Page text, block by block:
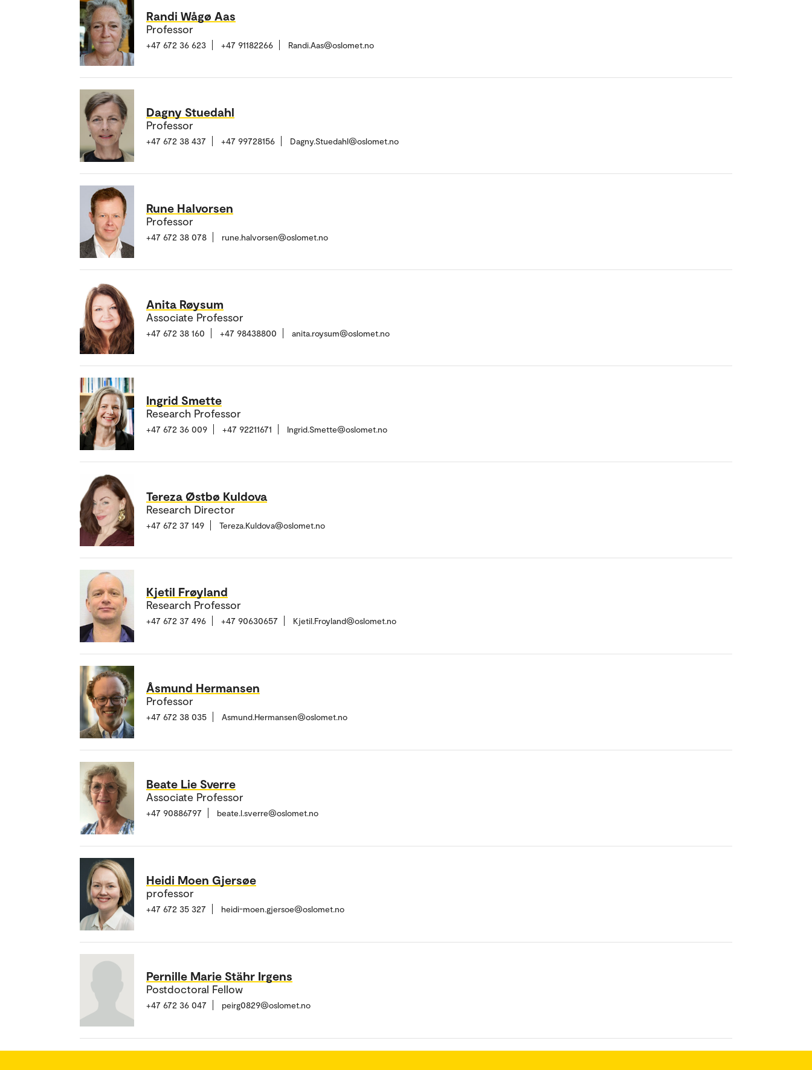
Randi Wågø Aas
Professor
+47 672 36 623 +47 91182266 Randi.Aas@oslomet.no
Dagny Stuedahl
Professor
+47 672 38 437 +47 99728156 Dagny.Stuedahl@oslomet.no
Rune Halvorsen
Professor
+47 672 38 078 rune.halvorsen@oslomet.no
Anita Røysum
Associate Professor
+47 672 38 160 +47 98438800 anita.roysum@oslomet.no
Ingrid Smette
Research Professor
+47 672 36 009 +47 92211671 Ingrid.Smette@oslomet.no
Tereza Østbø Kuldova
Research Director
+47 672 37 149 Tereza.Kuldova@oslomet.no
Kjetil Frøyland
Research Professor
+47 672 37 496 +47 90630657 Kjetil.Froyland@oslomet.no
Åsmund Hermansen
Professor
+47 672 38 035 Asmund.Hermansen@oslomet.no
Beate Lie Sverre
Associate Professor
+47 90886797 beate.l.sverre@oslomet.no
Heidi Moen Gjersøe
professor
+47 672 35 327 heidi-moen.gjersoe@oslomet.no
Pernille Marie Stähr Irgens
Postdoctoral Fellow
+47 672 36 047 peirg0829@oslomet.no